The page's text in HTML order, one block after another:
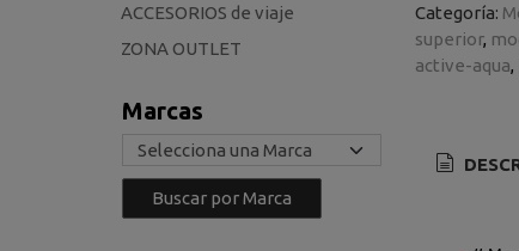
ACCESORIOS de viaje
ZONA OUTLET
Marcas
Categoría:
superior
active-aqua